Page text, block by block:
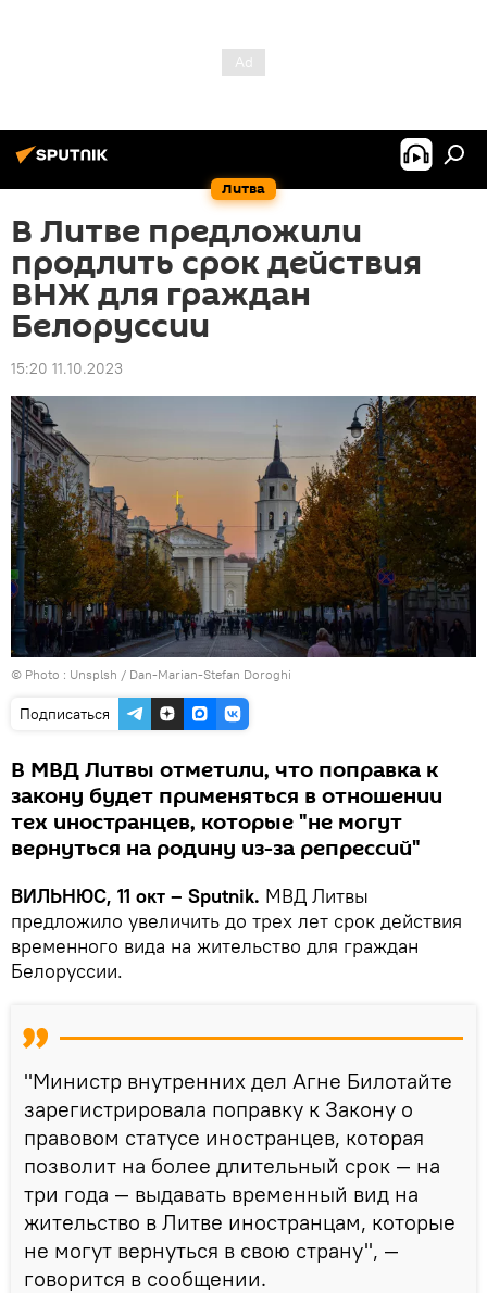
Литва
В Литве предложили
продлить срок действия
ВНЖ для граждан
Белоруссии
15:20 11.10.2023
© Photo : Unsplsh / Dan-Marian-Stefan Doroghi
Подписаться
В МВД Литвы отметили, что поправка к
закону будет применяться в отношении
тех иностранцев, которые "не могут
вернуться на родину из-за репрессий"
ВИЛЬНЮС, 11 окт – Sputnik. МВД Литвы
предложило увеличить до трех лет срок действия
временного вида на жительство для граждан
Белоруссии.
"Министр внутренних дел Агне Билотайте
зарегистрировала поправку к Закону о
правовом статусе иностранцев, которая
позволит на более длительный срок — на
три года — выдавать временный вид на
жительство в Литве иностранцам, которые
не могут вернуться в свою страну", —
говорится в сообщении.